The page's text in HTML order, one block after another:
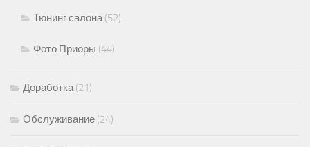
Тюнинг салона(52)
Фото Приоры (44)
Доработка(21)
Обслуживание (24)